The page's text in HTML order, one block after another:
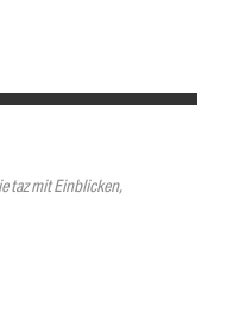
taz mit Einblicken,